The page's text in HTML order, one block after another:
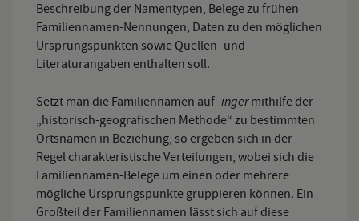
Beschreibung der Namentypen, Belege zu frühen
Familiennamen-Nennungen, Daten zu den möglichen
Ursprungspunkten sowie Quellen- und
Literaturangaben enthalten soll.
Setzt man die Familiennamen auf-ingermithilfe der
„historisch-geografischen Methode“ zu bestimmten
Ortsnamen in Beziehung, so ergeben sich in der
Regel charakteristische Verteilungen, wobei sich die
Familiennamen-Belege um einen oder mehrere
mögliche Ursprungspunkte gruppieren können. Ein
Großteil der Familiennamen lässt sich auf diese